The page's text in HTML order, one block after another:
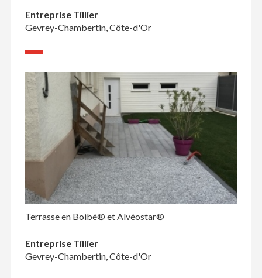
Entreprise Tillier
Gevrey-Chambertin, Côte-d'Or
Terrasse en Boibé® et Alvéostar®
Entreprise Tillier
Gevrey-Chambertin, Côte-d'Or